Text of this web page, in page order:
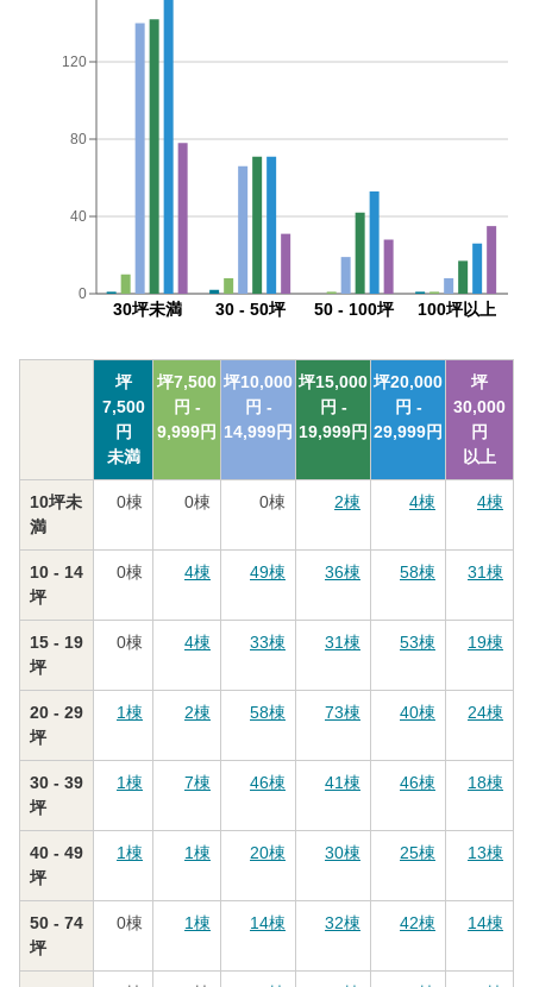
30坪未満 30 - 50坪 50 - 100坪 100坪以上
0
40
80
120
坪
7,500
円
未満
坪7,500
円 -
9,999円
坪10,000
円 -
14,999円
坪15,000
円 -
19,999円
坪20,000
円 -
29,999円
坪
30,000
円
以上
10坪未
満
0棟 0棟 0棟 2棟 4棟 4棟
10 - 14
坪
0棟 4棟 49棟 36棟 58棟 31棟
15 - 19
坪
0棟 4棟 33棟 31棟 53棟 19棟
20 - 29
坪
1棟 2棟 58棟 73棟 40棟 24棟
30 - 39
坪
1棟 7棟 46棟 41棟 46棟 18棟
40 - 49
坪
1棟 1棟 20棟 30棟 25棟 13棟
50 - 74
坪
0棟 1棟 14棟 32棟 42棟 14棟